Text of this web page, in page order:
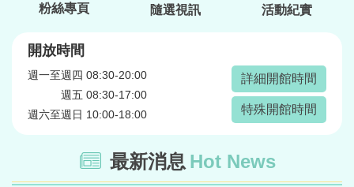
粉絲專頁 隨選視訊 活動紀實
開放時間
週一至週四 08:30-20:00
週五 08:30-17:00
週六至週日 10:00-18:00
詳細開館時間
特殊開館時間
最新消息 Hot News